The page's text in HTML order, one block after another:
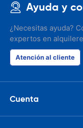
Ayuda y
¿Necesitas ayuda?
expertos en
Atención al cliente
Cuenta